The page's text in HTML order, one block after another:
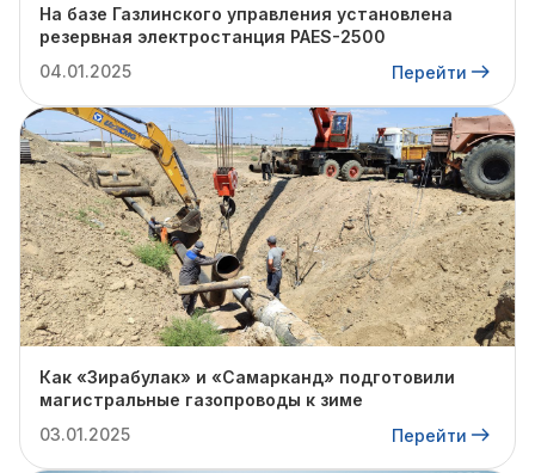
На базе Газлинского управления установлена
резервная электростанция PAES-2500
04.01.2025
Перейти
Как «Зирабулак» и «Самарканд» подготовили
магистральные газопроводы к зиме
03.01.2025
Перейти